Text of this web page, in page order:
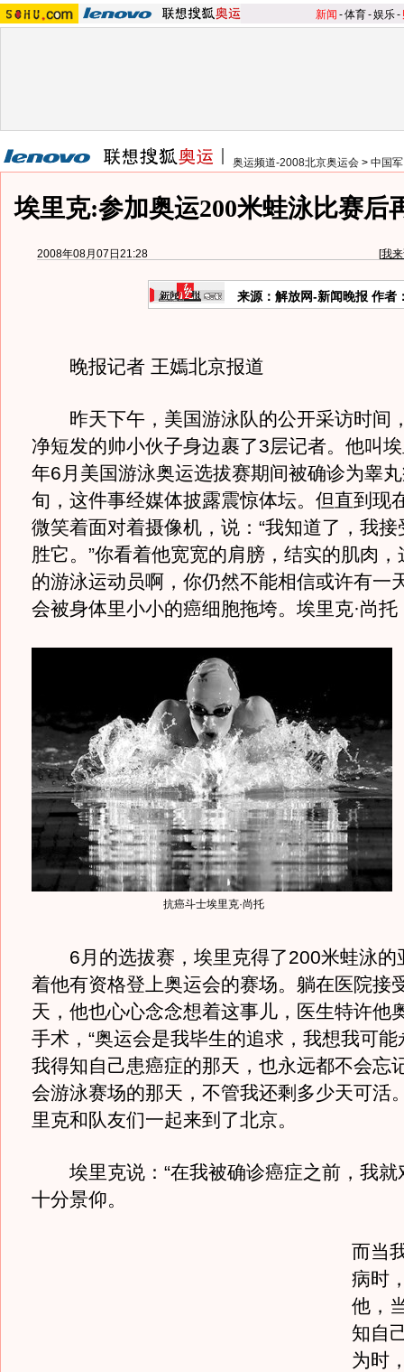
新闻 -体育-娱乐-
奥运频道-2008北京奥运会 > 中国
埃里克:参加奥运200米蛙泳比赛后
2008年08月07日21:28 [我
来源：解放网-新闻晚报 作者
晚报记者 王嫣北京报道
昨天下午，美国游泳队的公开采访时间
净短发的帅小伙子身边裹了3层记者。他叫
年6月美国游泳奥运选拔赛期间被确诊为睾
旬，这件事经媒体披露震惊体坛。但直到现
微笑着面对着摄像机，说：“我知道了，我
胜它。”你看着他宽宽的肩膀，结实的肌肉
的游泳运动员啊，你仍然不能相信或许有一
会被身体里小小的癌细胞拖垮。埃里克·尚
抗癌斗士埃里克·尚托
6月的选拔赛，埃里克得了200米蛙泳的
着他有资格登上奥运会的赛场。躺在医院接
天，他也心心念念想着这事儿，医生特许他
手术，“奥运会是我毕生的追求，我想我可
我得知自己患癌症的那天，也永远都不会忘
会游泳赛场的那天，不管我还剩多少天可活
里克和队友们一起来到了北京。
埃里克说：“在我被确诊癌症之前，我就
十分景仰。
而当
病时
他，
知自
为时